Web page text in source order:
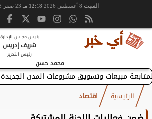
السبت 12:18 مـ 23 صفر 1448
رئيس مجلس الإدارة
شريف إدريس
رئيس التحرير
محمد حسن
الرئيسية اقتصاد